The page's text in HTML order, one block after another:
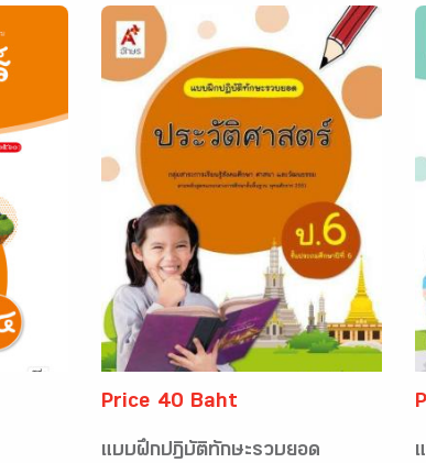
Price 40 Baht
แบบฝึกปฏิบัติทักษะรวบยอด